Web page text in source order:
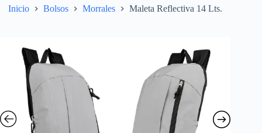
Inicio Bolsos Morrales Maleta Reflectiva 14 Lts.